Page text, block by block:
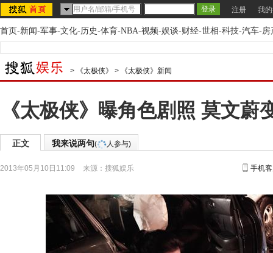
注册 我
首页-新闻-军事-文化-历史-体育-NBA-视频-娱谈-财经-世相-科技-汽车-房
> 《太极侠》 > 《太极侠》新闻
《太极侠》曝角色剧照 莫文蔚
正文 我来说两句( 人参与)
2013年05月10日11:09 来源： 搜狐娱乐 手机